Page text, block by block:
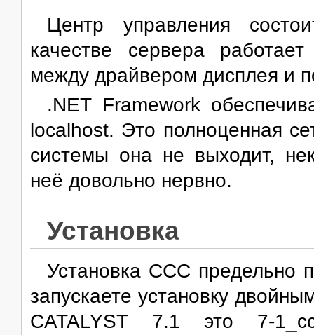
Центр управления
качестве сервера
между драйвером дисплея и
.NET Framework
localhost. Это полноценная
системы она не выходит,
неё довольно нервно.
Установка
Установка CCC предельно
запускаете установку
CATALYST 7.1 это 7-